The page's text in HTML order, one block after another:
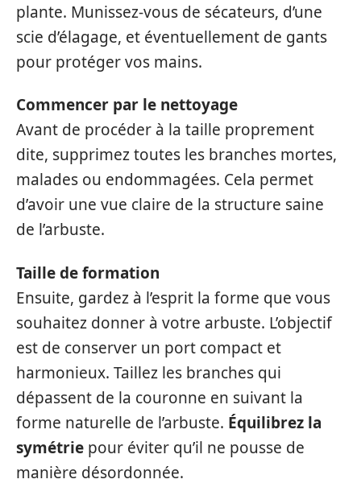
plante. Munissez-vous de sécateurs, d’une
scie d’élagage, et éventuellement de gants
pour protéger vos mains.
Commencer par le nettoyage
Avant de procéder à la taille proprement
dite, supprimez toutes les branches mortes,
malades ou endommagées. Cela permet
d’avoir une vue claire de la structure saine
de l’arbuste.
Taille de formation
Ensuite, gardez à l’esprit la forme que vous
souhaitez donner à votre arbuste. L’objectif
est de conserver un port compact et
harmonieux. Taillez les branches qui
dépassent de la couronne en suivant la
forme naturelle de l’arbuste. Équilibrez la
symétrie pour éviter qu’il ne pousse de
manière désordonnée.